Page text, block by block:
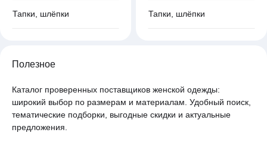
Полезное
Каталог проверенных поставщиков женской одежды:
широкий выбор по размерам и материалам. Удобный поиск,
тематические подборки, выгодные скидки и актуальные
предложения.
Тапки, шлёпки Тапки, шлёпки